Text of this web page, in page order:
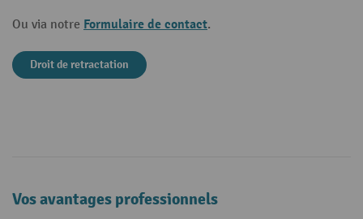
Ou via notre Formulaire de contact.
Droit de retractation
Vos avantages professionnels